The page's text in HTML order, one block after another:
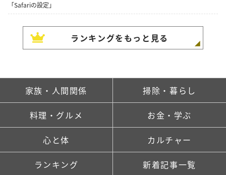
「Safariの設定」
ランキングをもっと見る
家族・人間関係 掃除・暮らし
料理・グルメ お金・学ぶ
心と体 カルチャー
ランキング 新着記事一覧